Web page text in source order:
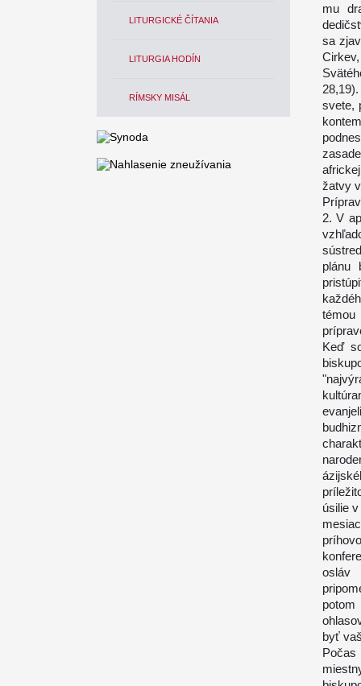
LITURGICKÉ ČÍTANIA
LITURGIA HODÍN
RÍMSKY MISÁL
mu
sa
svete,
žatvy
2. V
plánu
Keď
úsilie
osláv
byť